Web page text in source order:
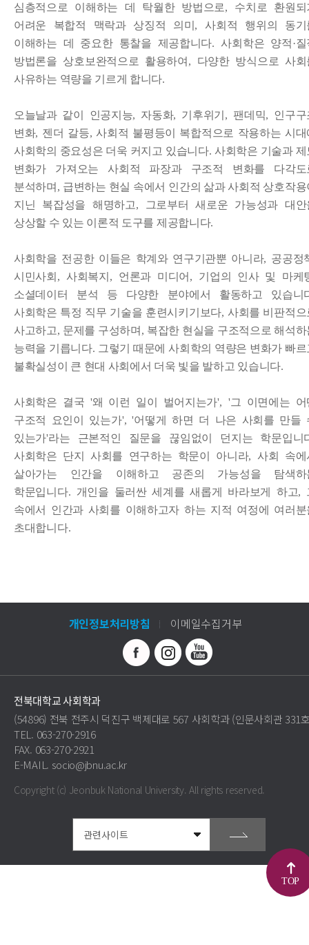
심층적으로 이해하는 데 탁월한 방법으로, 수치로 환원되
어려운 복합적 맥락과 상징적 의미 , 사회적 행위의 동기
이해하는 데 중요한 통찰을 제공합니다. 사회학은 양적 ·
방법론을 상호보완적으로 활용하여 , 다양한 방식으로 사회
사유하는 역량을 기르게 합니다.
오늘날과 같이 인공지능, 자동화, 기후위기 , 팬데믹,
인구구
변화, 젠더 갈등, 사회적 불평등이 복합적으로 작용하는 시대
사회학의 중요성은 더욱 커지고 있습니다. 사회학은 기술과 제
변화가 가져오는 사회적 파장과 구조적 변화를 다각도
분석하며 , 급변하는 현실 속에서 인간의 삶과 사회적 상호작용
지닌 복잡성을 해명하고,
그로부터 새로운 가능성과 대안
상상할 수 있는 이론적 도구를 제공합니다.
사회학을 전공한 이들은 학계와 연구기관뿐 아니라, 공공정
시민사회 , 사회복지 , 언론과 미디어 , 기업의 인사 및 마케
소셜데이터 분석 등 다양한 분야에서 활동하고 있습니
사회학은 특정 직무 기술을 훈련시키기보다, 사회를 비판적으
사고하고, 문제를 구성하며 , 복잡한 현실을 구조적으로 해석하
능력을 기릅니다. 그렇기 때문에 사회학의 역량은 변화가 빠르
불확실성이 큰 현대 사회에서 더욱 빛을 발하고 있습니다.
사회학은 결국 '왜 이런 일이 벌어지는가', '그 이면에는 어
구조적 요인이 있는가', '어떻게 하면 더 나은 사회를 만들
있는가'라는 근본적인 질문을 끊임없이 던지는 학문입니
사회학은 단지 사회를 연구하는 학문이 아니라, 사회 속에
살아가는 인간을 이해하고 공존의 가능성을 탐색하
학문입니다. 개인을 둘러싼 세계를 새롭게 바라보게 하고,
속에서 인간과 사회를 이해하고자 하는 지적 여정에 여러분
초대합니다.
개인정보처리방침 이메일수집거부
전북대학교 사회학과
(54896) 전북 전주시 덕진구 백제대로 567 사회학과 (인문사회관 331
TEL. 063-270-2916
FAX. 063-270-2921
E-MAIL. socio@jbnu.ac.kr
Copyright (c) Jeonbuk National University.All rights reserved.
TOP